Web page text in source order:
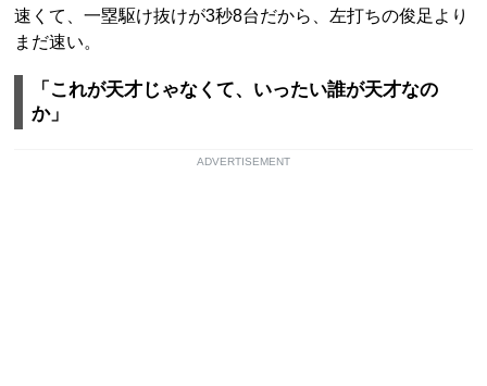
速くて、一塁駆け抜けが3秒8台だから、左打ちの俊足より
まだ速い。
「これが天才じゃなくて、いったい誰が天才なの
か」
ADVERTISEMENT